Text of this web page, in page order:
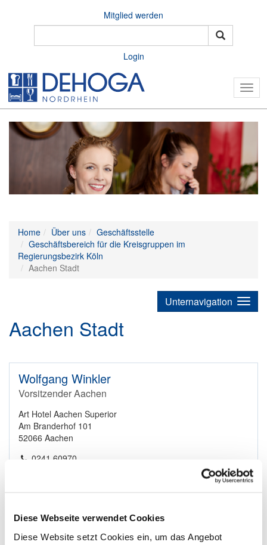
Diese Webseite verwendet Cookies
Diese Website setzt Cookies ein, um das Angebot
Mitglied werden
Login
Home Über uns
Geschäftsstelle
Geschäftsbereich für die Kreisgruppen im
Regierungsbezirk Köln
Aachen Stadt
Unternavigation
Aachen Stadt
Wolfgang Winkler
Vorsitzender Aachen
Art Hotel Aachen Superior
Am Branderhof 101
52066 Aachen
0241 60970